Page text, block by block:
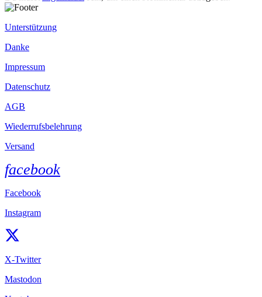
Unterstützung
Danke
Impressum
Datenschutz
AGB
Wiederrufsbelehrung
Versand
facebook
Facebook
Instagram
X-Twitter
Mastodon